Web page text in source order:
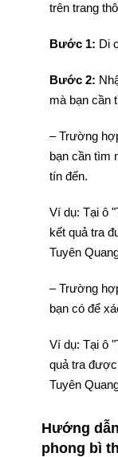
trên trang
Bước 1: Di
Bước 2:
mà bạn cần
– Trường
bạn cần tìm
tín đến.
Ví dụ: Tại ô
kết quả tra
Tuyên
– Trường
bạn có để
Ví dụ: Tại ô
quả tra
Tuyên
Hướng
phong bì